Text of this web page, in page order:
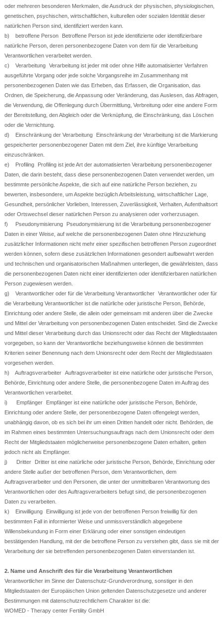
oder mehreren besonderen Merkmalen, die Ausdruck der physischen, physiologischen,
genetischen, psychischen, wirtschaftlichen, kulturellen oder sozialen Identität dieser
natürlichen Person sind, identifiziert werden kann.
b) betroffene Person Betroffene Person ist jede identifizierte oder identifizierbare
natürliche Person, deren personenbezogene Daten von dem für die Verarbeitung
Verantwortlichen verarbeitet werden.
c) Verarbeitung Verarbeitung ist jeder mit oder ohne Hilfe automatisierter Verfahren
ausgeführte Vorgang oder jede solche Vorgangsreihe im Zusammenhang mit
personenbezogenen Daten wie das Erheben, das Erfassen, die Organisation, das
Ordnen, die Speicherung, die Anpassung oder Veränderung, das Auslesen, das Abfragen,
die Verwendung, die Offenlegung durch Übermittlung, Verbreitung oder eine andere Form
der Bereitstellung, den Abgleich oder die Verknüpfung, die Einschränkung, das Löschen
oder die Vernichtung.
d) Einschränkung der Verarbeitung Einschränkung der Verarbeitung ist die Markierung
gespeicherter personenbezogener Daten mit dem Ziel, ihre künftige Verarbeitung
einzuschränken.
e) Profiling Profiling ist jede Art der automatisierten Verarbeitung personenbezogener
Daten, die darin besteht, dass diese personenbezogenen Daten verwendet werden, um
bestimmte persönliche Aspekte, die sich auf eine natürliche Person beziehen, zu
bewerten, insbesondere, um Aspekte bezüglich Arbeitsleistung, wirtschaftlicher Lage,
Gesundheit, persönlicher Vorlieben, Interessen, Zuverlässigkeit, Verhalten, Aufenthaltsort
oder Ortswechsel dieser natürlichen Person zu analysieren oder vorherzusagen.
f) Pseudonymisierung Pseudonymisierung ist die Verarbeitung personenbezogener
Daten in einer Weise, auf welche die personenbezogenen Daten ohne Hinzuziehung
zusätzlicher Informationen nicht mehr einer spezifischen betroffenen Person zugeordnet
werden können, sofern diese zusätzlichen Informationen gesondert aufbewahrt werden
und technischen und organisatorischen Maßnahmen unterliegen, die gewährleisten, dass
die personenbezogenen Daten nicht einer identifizierten oder identifizierbaren natürlichen
Person zugewiesen werden.
g) Verantwortlicher oder für die Verarbeitung Verantwortlicher Verantwortlicher oder für
die Verarbeitung Verantwortlicher ist die natürliche oder juristische Person, Behörde,
Einrichtung oder andere Stelle, die allein oder gemeinsam mit anderen über die Zwecke
und Mittel der Verarbeitung von personenbezogenen Daten entscheidet. Sind die Zwecke
und Mittel dieser Verarbeitung durch das Unionsrecht oder das Recht der Mitgliedstaaten
vorgegeben, so kann der Verantwortliche beziehungsweise können die bestimmten
Kriterien seiner Benennung nach dem Unionsrecht oder dem Recht der Mitgliedstaaten
vorgesehen werden.
h) Auftragsverarbeiter Auftragsverarbeiter ist eine natürliche oder juristische Person,
Behörde, Einrichtung oder andere Stelle, die personenbezogene Daten im Auftrag des
Verantwortlichen verarbeitet.
i) Empfänger Empfänger ist eine natürliche oder juristische Person, Behörde,
Einrichtung oder andere Stelle, der personenbezogene Daten offengelegt werden,
unabhängig davon, ob es sich bei ihr um einen Dritten handelt oder nicht. Behörden, die
im Rahmen eines bestimmten Untersuchungsauftrags nach dem Unionsrecht oder dem
Recht der Mitgliedstaaten möglicherweise personenbezogene Daten erhalten, gelten
jedoch nicht als Empfänger.
j) Dritter Dritter ist eine natürliche oder juristische Person, Behörde, Einrichtung oder
andere Stelle außer der betroffenen Person, dem Verantwortlichen, dem
Auftragsverarbeiter und den Personen, die unter der unmittelbaren Verantwortung des
Verantwortlichen oder des Auftragsverarbeiters befugt sind, die personenbezogenen
Daten zu verarbeiten.
k) Einwilligung Einwilligung ist jede von der betroffenen Person freiwillig für den
bestimmten Fall in informierter Weise und unmissverständlich abgegebene
Willensbekundung in Form einer Erklärung oder einer sonstigen eindeutigen
bestätigenden Handlung, mit der die betroffene Person zu verstehen gibt, dass sie mit der
Verarbeitung der sie betreffenden personenbezogenen Daten einverstanden ist.
2. Name und Anschrift des für die Verarbeitung Verantwortlichen
Verantwortlicher im Sinne der Datenschutz-Grundverordnung, sonstiger in den
Mitgliedstaaten der Europäischen Union geltenden Datenschutzgesetze und anderer
Bestimmungen mit datenschutzrechtlichem Charakter ist die:
WOMED - Therapy center Fertility GmbH